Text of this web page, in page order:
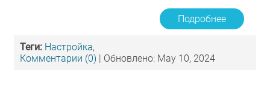
Подробнее
Теги: Настройка,
Комментарии (0) | Обновлено: May 10, 2024